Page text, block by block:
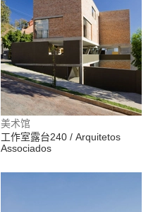
美术馆
工作室露台240 / Arquitetos
Associados